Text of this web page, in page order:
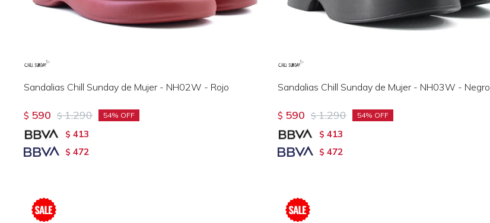
Sandalias Chill Sunday de Mujer - NH02W - Rojo
$ 590 $ 1.290 54
$ 413
$ 472
Sandalias Chill Sunday de Mujer - NH03W - Negro
$ 590 $ 1.290 54
$ 413
$ 472